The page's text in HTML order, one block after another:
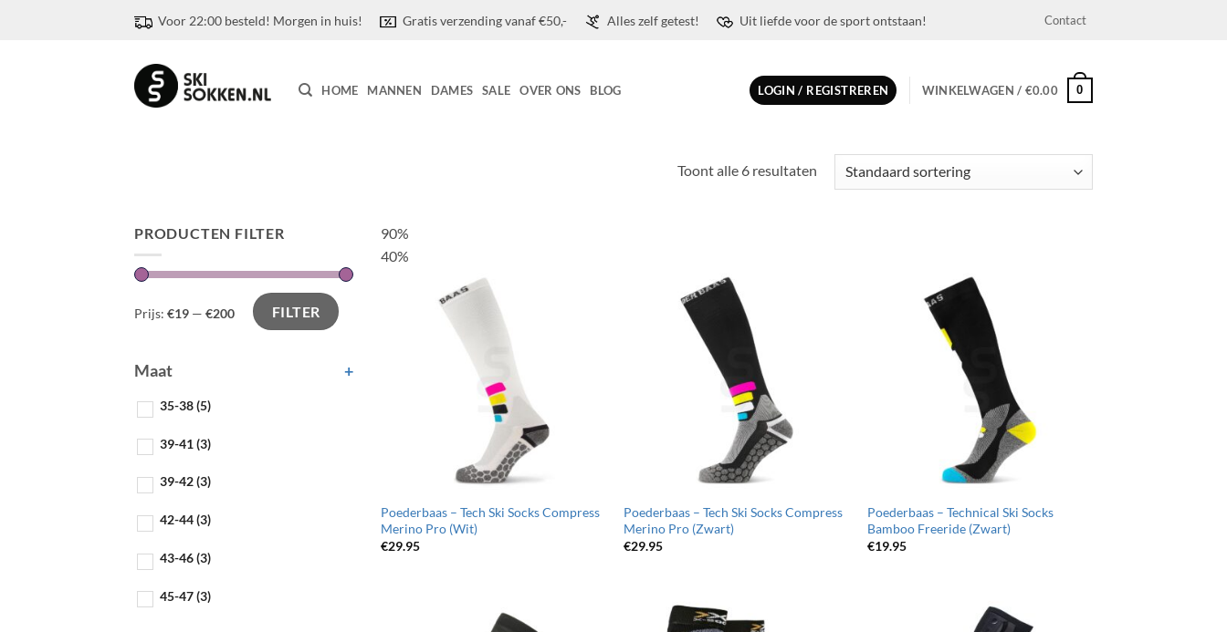
Voor 22:00 besteld! Morgen in huis! Gratis verzending vanaf €50,- Alles zelf getest! Uit liefde voor de sport ontstaan! Contact
HOME MANNEN DAMES SALE OVER ONS BLOG LOGIN / REGISTREREN WINKELWAGEN / €0.00 0
Toont alle 6 resultaten
PRODUCTEN FILTER
FILTER
Prijs: €19 — €200
Maat +
35-38(5)
39-41(3)
39-42(3)
42-44(3)
43-46(3)
45-47(3)
90%
40%
Poederbaas – Tech Ski Socks Compress
Merino Pro (Wit)
€29.95
Poederbaas – Tech Ski Socks Compress
Merino Pro (Zwart)
€29.95
Poederbaas – Technical Ski Socks
Bamboo Freeride (Zwart)
€19.95